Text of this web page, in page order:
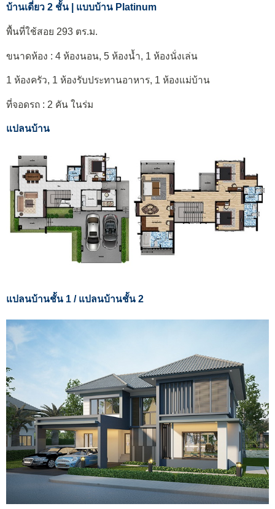
บ้านเดี่ยว 2 ชั้น | แบบบ้าน Platinum
พื้นที่ใช้สอย 293 ตร.ม.
ขนาดห้อง : 4 ห้องนอน, 5 ห้องน้ำ, 1 ห้องนั่งเล่น
1 ห้องครัว, 1 ห้องรับประทานอาหาร, 1 ห้องแม่บ้าน
ที่จอดรถ : 2 คัน ในร่ม
แปลนบ้าน
แปลนบ้านชั้น 1 / แปลนบ้านชั้น 2